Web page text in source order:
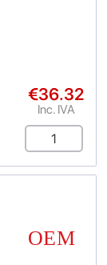
€36.32
Inc. IVA